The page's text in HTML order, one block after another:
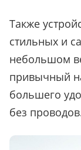
Также
стильных и
небольшом
привычный
большего
без